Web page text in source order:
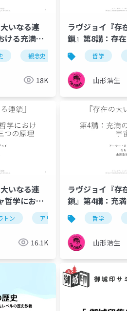
主義
いなる連
ける充満の
観念史 プラトン
18K
ラヴジョイ『存
鎖』第8講：存
生物学の一部側
哲学
山形浩生
この世性 シェリング
いなる連
哲学におけ
原理
トン アリストテレス 歴史
16.1K
ラヴジョイ『存
鎖』第4講：充
宇宙観——地動
世性」の復活
哲学
山形浩生